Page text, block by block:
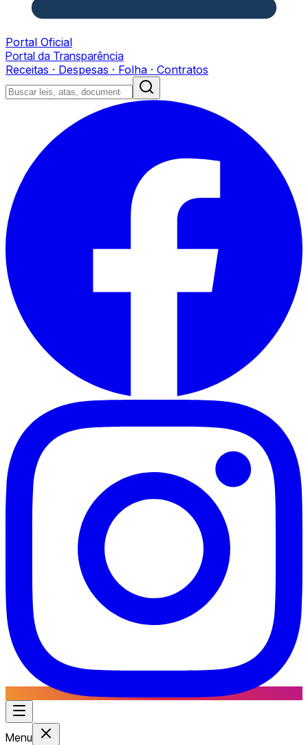
Portal Oficial
Portal da Transparência
Receitas · Despesas · Folha · Contratos
Menu